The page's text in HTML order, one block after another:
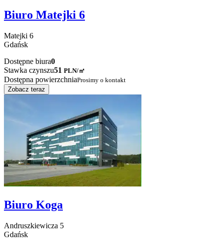
Biuro Matejki 6
Matejki 6
Gdańsk
Dostępne biura0
Stawka czynszu51 PLN/㎡
Dostępna powierzchniaProsimy o kontakt
Zobacz teraz
Biuro Koga
Andruszkiewicza 5
Gdańsk